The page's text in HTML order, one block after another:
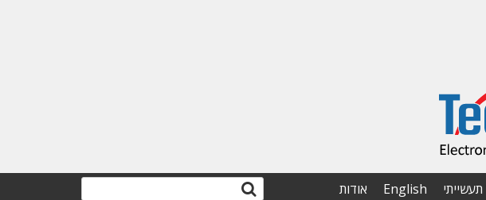
English אודות